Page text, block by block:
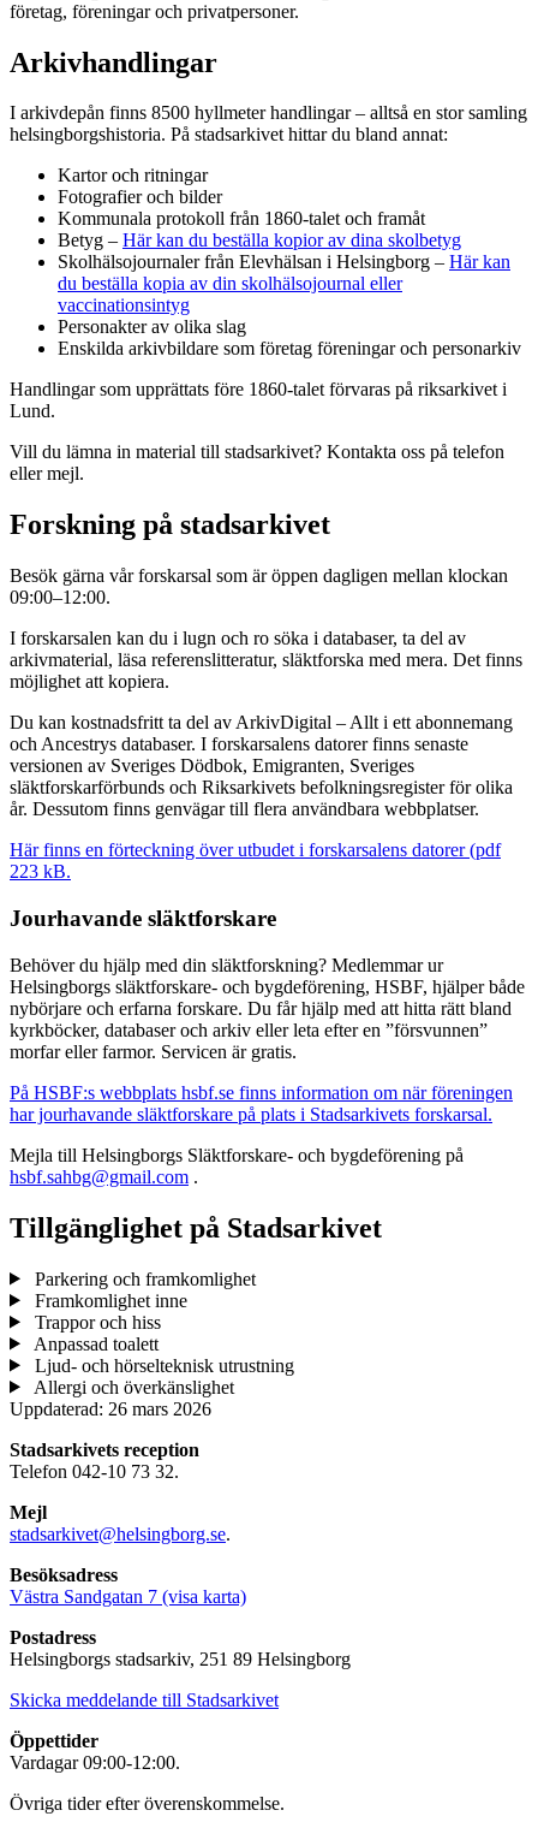
företag, föreningar och privatpersoner.
Arkivhandlingar
I arkivdepån finns 8500 hyllmeter handlingar – alltså en stor samling
helsingborgshistoria. På stadsarkivet hittar du bland annat:
Kartor och ritningar
Fotografier och bilder
Kommunala protokoll från 1860-talet och framåt
Betyg – Här kan du beställa kopior av dina skolbetyg
Skolhälsojournaler från Elevhälsan i Helsingborg – Här kan
du beställa kopia av din skolhälsojournal eller
vaccinationsintyg
Personakter av olika slag
Enskilda arkivbildare som företag föreningar och personarkiv
Handlingar som upprättats före 1860-talet förvaras på riksarkivet i
Lund.
Vill du lämna in material till stadsarkivet? Kontakta oss på telefon
eller mejl.
Forskning på stadsarkivet
Besök gärna vår forskarsal som är öppen dagligen mellan klockan
09:00–12:00.
I forskarsalen kan du i lugn och ro söka i databaser, ta del av
arkivmaterial, läsa referenslitteratur, släktforska med mera. Det finns
möjlighet att kopiera.
Du kan kostnadsfritt ta del av ArkivDigital – Allt i ett abonnemang
och Ancestrys databaser. I forskarsalens datorer finns senaste
versionen av Sveriges Dödbok, Emigranten, Sveriges
släktforskarförbunds och Riksarkivets befolkningsregister för olika
år. Dessutom finns genvägar till flera användbara webbplatser.
Här finns en förteckning över utbudet i forskarsalens datorer (pdf
223 kB.
Jourhavande släktforskare
Behöver du hjälp med din släktforskning? Medlemmar ur
Helsingborgs släktforskare- och bygdeförening, HSBF, hjälper både
nybörjare och erfarna forskare. Du får hjälp med att hitta rätt bland
kyrkböcker, databaser och arkiv eller leta efter en ”försvunnen”
morfar eller farmor. Servicen är gratis.
På HSBF:s webbplats hsbf.se finns information om när föreningen
har jourhavande släktforskare på plats i Stadsarkivets forskarsal.
Mejla till Helsingborgs Släktforskare- och bygdeförening på
hsbf.sahbg@gmail.com .
Tillgänglighet på Stadsarkivet
Parkering och framkomlighet
Framkomlighet inne
Trappor och hiss
Anpassad toalett
Ljud- och hörselteknisk utrustning
Allergi och överkänslighet
Uppdaterad: 26 mars 2026
Stadsarkivets reception
Telefon 042-10 73 32.
Mejl
stadsarkivet@helsingborg.se.
Besöksadress
Västra Sandgatan 7 (visa karta)
Postadress
Helsingborgs stadsarkiv, 251 89 Helsingborg
Skicka meddelande till Stadsarkivet
Öppettider
Vardagar 09:00-12:00.
Övriga tider efter överenskommelse.